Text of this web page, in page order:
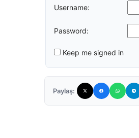
Username:
Password:
Keep me signed in
Paylaş: